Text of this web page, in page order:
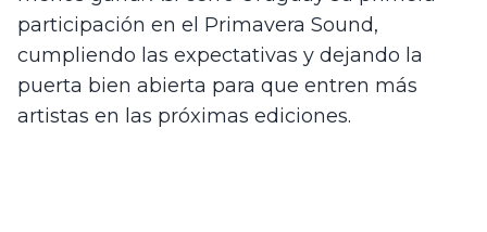
participación en el Primavera Sound,
cumpliendo las expectativas y dejando la
puerta bien abierta para que entren más
artistas en las próximas ediciones.